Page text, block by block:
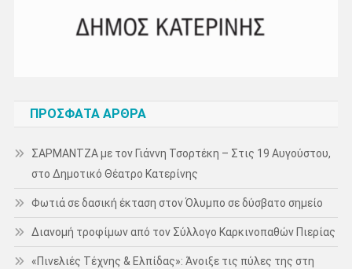
ΠΡΌΣΦΑΤΑ ΆΡΘΡΑ
ΣΑΡΜΑΝΤΖΑ με τον Γιάννη Τσορτέκη – Στις 19 Αυγούστου,
στο Δημοτικό Θέατρο Κατερίνης
Φωτιά σε δασική έκταση στον Όλυμπο σε δύσβατο σημείο
Διανομή τροφίμων από τον Σύλλογο Καρκινοπαθών Πιερίας
«Πινελιές Τέχνης & Ελπίδας»: Άνοιξε τις πύλες της στη